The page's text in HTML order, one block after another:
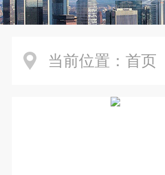
当前位置： 首页